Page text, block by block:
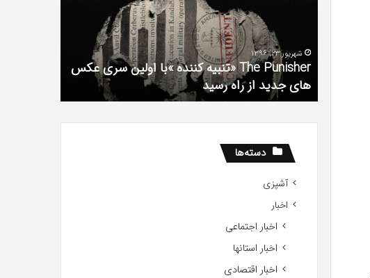
عکس
های
جدید
از
شهریور 23, 1396
The Punisher «تنبیه کننده »با اولین سری عکس
های جدید از راه رسید
دسته‌ها
آشپزی
اخبار
اخبار اجتماعی
اخبار استانها
اخبار اقتصادی